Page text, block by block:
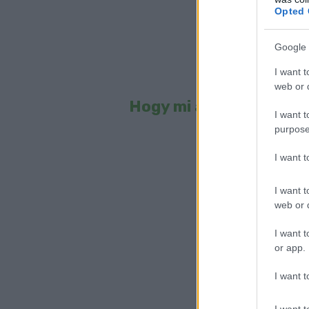
Opted
Google
I want
web or
I want
I want
I want
web or
I want
or app.
I want
Hogy mi a diétás
A cikk a